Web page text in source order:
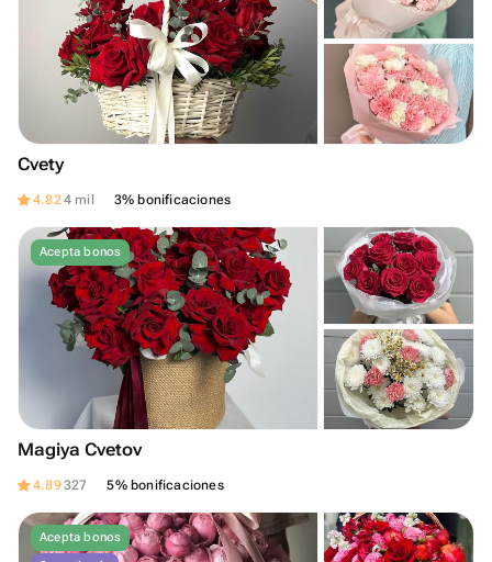
Cvety
4.824 mil 3% bonificaciones
Acepta bonos
Magiya Cvetov
4.89327 5% bonificaciones
Acepta bonos